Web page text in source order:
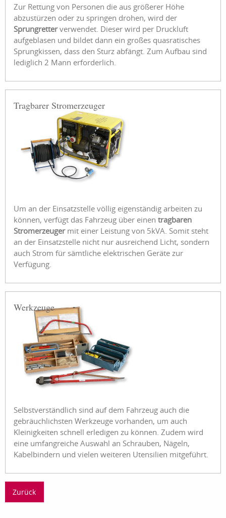
Zur Rettung von Personen die aus größerer Höhe
abzustürzen oder zu springen drohen, wird der
Sprungretterverwendet. Dieser wird per Druckluft
aufgeblasen und bildet dann ein großes quasratisches
Sprungkissen, dass den Sturz abfängt. Zum Aufbau sind
lediglich 2 Mann erforderlich.
Tragbarer Stromerzeuger
Um an der Einsatzstelle völlig eigenständig arbeiten zu
können, verfügt das Fahrzeug über einen tragbaren
Stromerzeugermit einer Leistung von 5kVA. Somit steht
an der Einsatzstelle nicht nur ausreichend Licht, sondern
auch Strom für sämtliche elektrischen Geräte zur
Verfügung.
Werkzeuge
Selbstverständlich sind auf dem Fahrzeug auch die
gebräuchlichsten Werkzeuge vorhanden, um auch
Kleinigkeiten schnell erledigen zu können. Zudem wird
eine umfangreiche Auswahl an Schrauben, Nägeln,
Kabelbindern und vielen weiteren Utensilien mitgeführt.
Zurück